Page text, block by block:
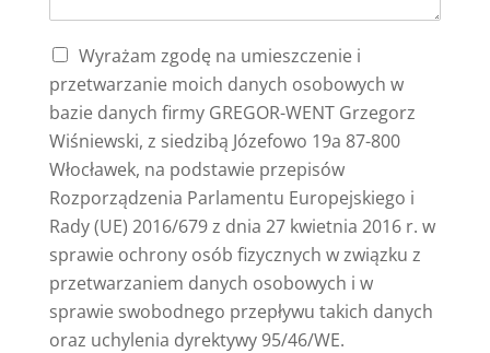
Wyrażam zgodę na umieszczenie i
przetwarzanie moich danych osobowych w
bazie danych firmy GREGOR-WENT Grzegorz
Wiśniewski, z siedzibą Józefowo 19a 87-800
Włocławek, na podstawie przepisów
Rozporządzenia Parlamentu Europejskiego i
Rady (UE) 2016/679 z dnia 27 kwietnia 2016 r. w
sprawie ochrony osób fizycznych w związku z
przetwarzaniem danych osobowych i w
sprawie swobodnego przepływu takich danych
oraz uchylenia dyrektywy 95/46/WE.